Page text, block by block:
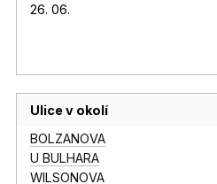
26. 06.
Ulice v okolí
BOLZANOVA
U BULHARA
WILSONOVA